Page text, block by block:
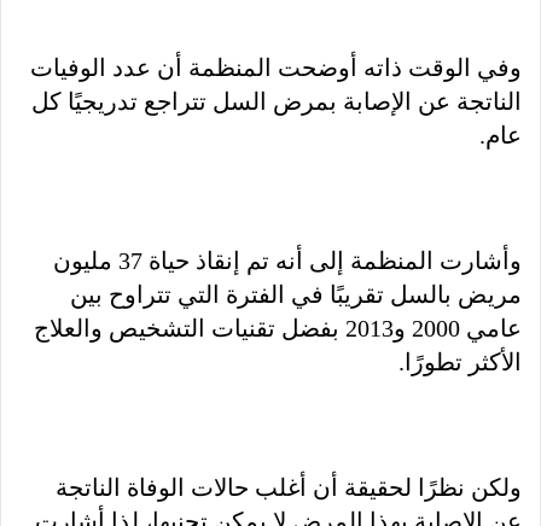
وفي الوقت ذاته أوضحت المنظمة أن عدد الوفيات
الناتجة عن الإصابة بمرض السل تتراجع تدريجيًا كل
عام.
وأشارت المنظمة إلى أنه تم إنقاذ حياة 37 مليون
مريض بالسل تقريبًا في الفترة التي تتراوح بين
عامي 2000 و2013 بفضل تقنيات التشخيص والعلاج
الأكثر تطورًا.
ولكن نظرًا لحقيقة أن أغلب حالات الوفاة الناتجة